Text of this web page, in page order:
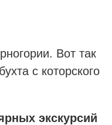
Вот так
с которского
экскурсий